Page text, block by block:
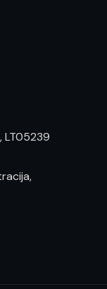
LT05239